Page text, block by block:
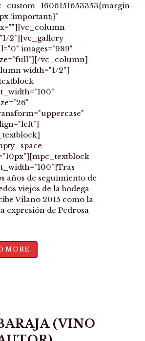
!important;}"
2"][vc_gallery
images="989"
vc_column]
width="1/2"]
años de seguimiento de
viejos de la bodega
Vilano 2015 como la
expresión de Pedrosa
MORE
(VINO